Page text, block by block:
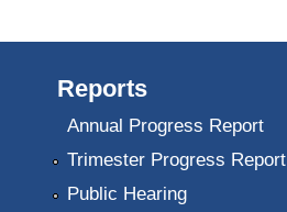
Reports
Annual Progress Report
Trimester Progress Report
Public Hearing